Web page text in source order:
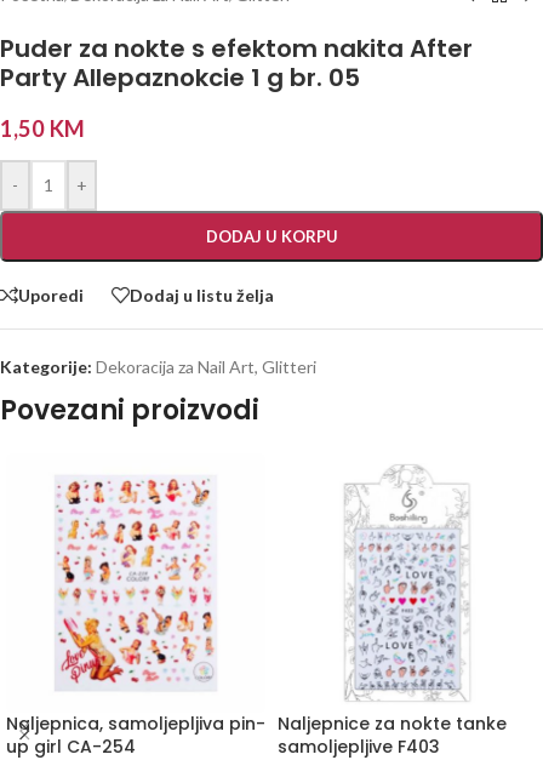
Puder za nokte s efektom nakita After
Party Allepaznokcie 1 g br. 05
1,50 KM
- +
DODAJ U KORPU
Uporedi Dodaj u listu želja
Kategorije: Dekoracija za Nail Art, Glitteri
Povezani proizvodi
Naljepnica, samoljepljiva pin-
up girl CA-254
Naljepnice za nokte tanke
samoljepljive F403